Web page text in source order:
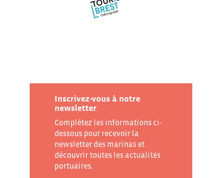
Inscrivez-vous à notre
newsletter
Complétez les informations ci-
dessous pour recevoir la
newsletter des marinas et
découvrir toutes les actualités
portuaires.